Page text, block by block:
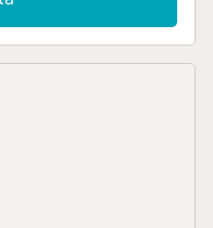
oferece um
partilhado